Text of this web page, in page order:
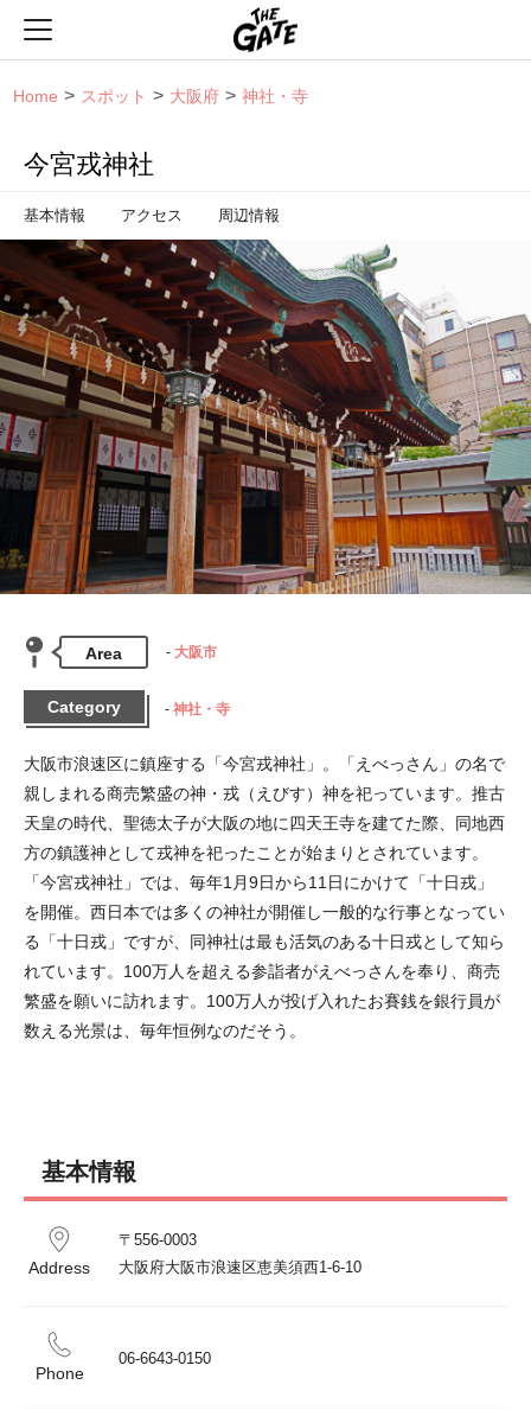
Home スポット 大阪府 神社・寺
今宮戎神社
基本情報 アクセス 周辺情報
Area 大阪市
Category 神社・寺
大阪市浪速区に鎮座する「今宮戎神社」。「えべっさん」の名で
親しまれる商売繁盛の神・戎（えびす）神を祀っています。推古
天皇の時代、聖徳太子が大阪の地に四天王寺を建てた際、同地西
方の鎮護神として戎神を祀ったことが始まりとされています。
「今宮戎神社」では、毎年1月9日から11日にかけて「十日戎」
を開催。西日本では多くの神社が開催し一般的な行事となってい
る「十日戎」ですが、同神社は最も活気のある十日戎として知ら
れています。100万人を超える参詣者がえべっさんを奉り、商売
繁盛を願いに訪れます。100万人が投げ入れたお賽銭を銀行員が
数える光景は、毎年恒例なのだそう。
基本情報
Address
〒556-0003
大阪府大阪市浪速区恵美須西1-6-10
Phone
06-6643-0150